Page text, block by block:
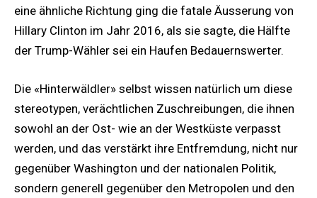
eine ähnliche Richtung ging die fatale Äusserung von
Hillary Clinton im Jahr 2016, als sie sagte, die Hälfte
der Trump-Wähler sei ein Haufen Bedauernswerter.
Die «Hinterwäldler» selbst wissen natürlich um diese
stereotypen, verächtlichen Zuschreibungen, die ihnen
sowohl an der Ost- wie an der Westküste verpasst
werden, und das verstärkt ihre Entfremdung, nicht nur
gegenüber Washington und der nationalen Politik,
sondern generell gegenüber den Metropolen und den